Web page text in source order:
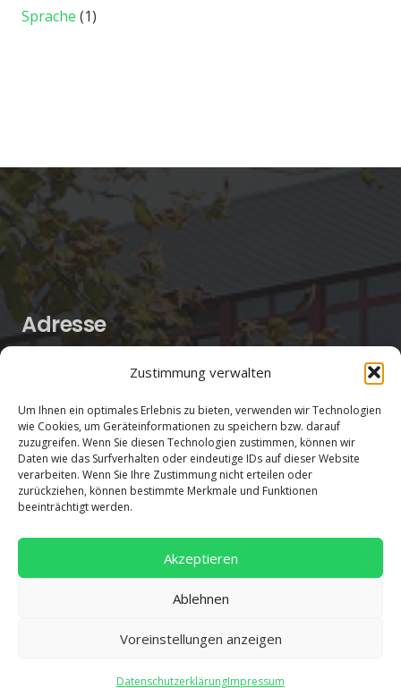
Zustimmung verwalten
Um Ihnen ein optimales Erlebnis zu bieten, verwenden wir Technologien
wie Cookies, um Geräteinformationen zu speichern bzw. darauf
zuzugreifen. Wenn Sie diesen Technologien zustimmen, können wir
Daten wie das Surfverhalten oder eindeutige IDs auf dieser Website
verarbeiten. Wenn Sie Ihre Zustimmung nicht erteilen oder
zurückziehen, können bestimmte Merkmale und Funktionen
beeinträchtigt werden.
Akzeptieren
Ablehnen
Voreinstellungen anzeigen
DatenschutzerklärungImpressum
Sprache (1)
Adresse
02632/96560